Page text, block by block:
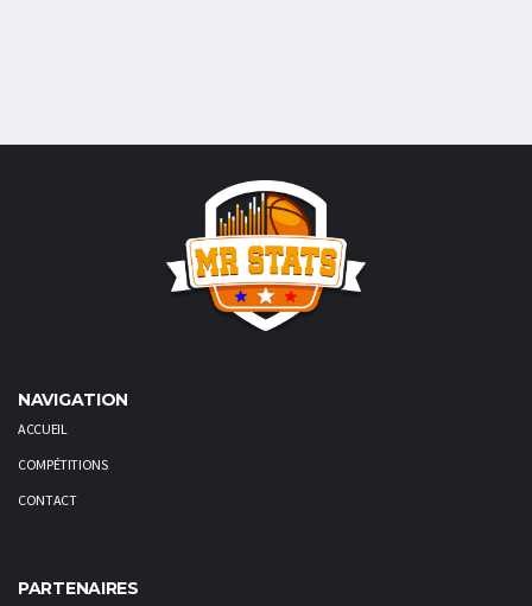
NAVIGATION
ACCUEIL
COMPÉTITIONS
CONTACT
PARTENAIRES